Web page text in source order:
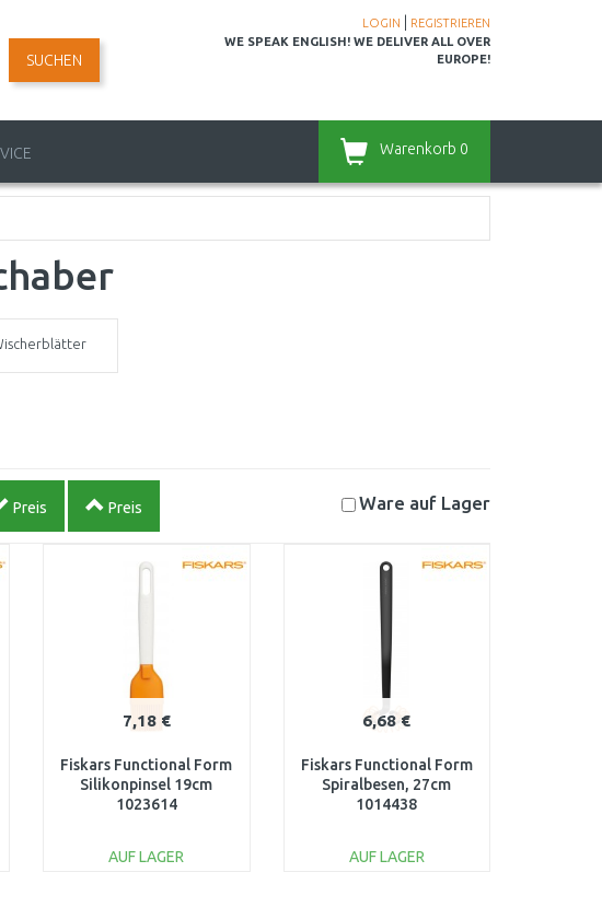
LOGIN
REGISTRIEREN
WE SPEAK ENGLISH! WE DELIVER ALL OVER
EUROPE!
SUCHEN
Warenkorb 0
Preis Preis Ware auf Lager
7,18 €
Fiskars Functional Form
Silikonpinsel 19cm
1023614
AUF LAGER
6,68 €
Fiskars Functional Form
Spiralbesen, 27cm
1014438
AUF LAGER